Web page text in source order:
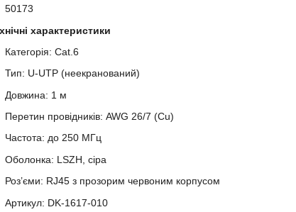
50173
характеристики
Категорія: Cat.6
Тип: U-UTP (неекранований)
Довжина: 1 м
Перетин провідників: AWG 26/7 (Cu)
Частота: до 250 МГц
Оболонка: LSZH, сіра
Роз’єми: RJ45 з прозорим червоним корпусом
Артикул: DK-1617-010